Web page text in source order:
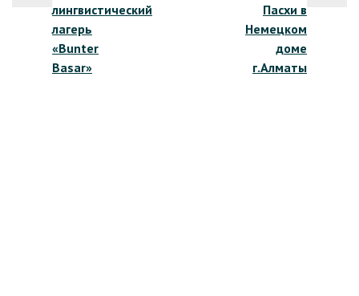
записям
лингвистический
лагерь
«Bunter
Basar»
Пасхи в
Немецком
доме
г.Алматы